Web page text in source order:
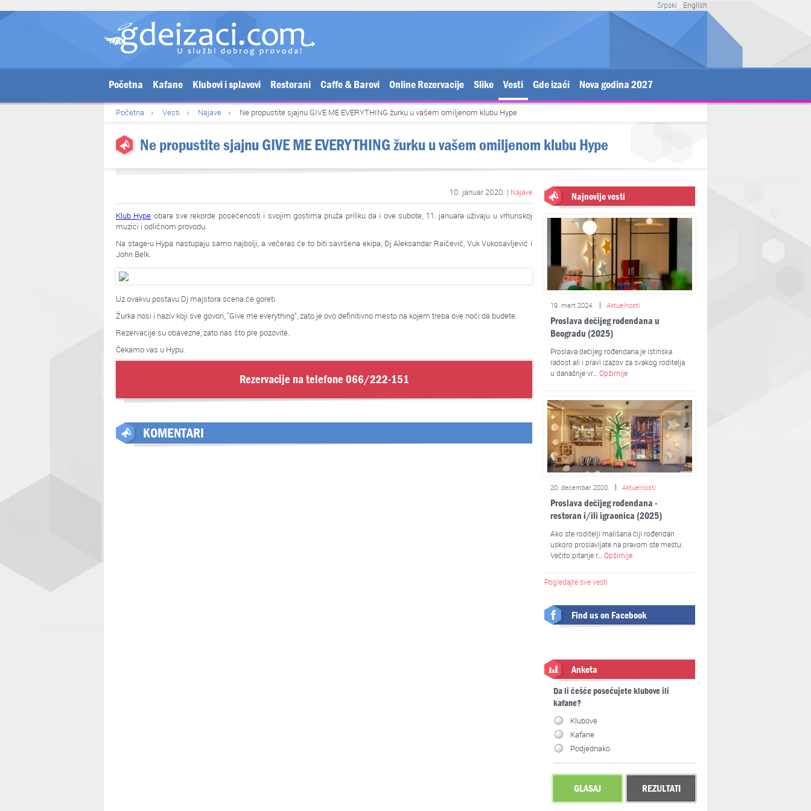
English
Srpski
Početna Kafane Klubovi i splavovi Restorani Caffe & Barovi Online Rezervacije Slike Vesti Gde izaći Nova godina 2027
Početna Vesti Najave Ne propustite sjajnu GIVE ME EVERYTHING žurku u vašem omiljenom klubu Hype
Ne propustite sjajnu GIVE ME EVERYTHING žurku u vašem omiljenom klubu Hype
10. januar 2020. | Najave
Klub Hype obara sve rekorde posećenosti i svojim gostima pruža priliku da i ove subote, 11. januara uživaju u vrhunskoj
muzici i odličnom provodu.
Na stage-u Hypa nastupaju samo najbolji, a večeras će to biti savršena ekipa, Dj Aleksandar Raičević, Vuk Vukosavljević i
John Belk.
Uz ovakvu postavu Dj majstora scena će goreti.
Žurka nosi i naziv koji sve govori, "Give me everything", zato je ovo definitivno mesto na kojem treba ove noći da budete.
Rezervacije su obavezne, zato nas što pre pozovite.
Čekamo vas u Hypu.
Rezervacije na telefone066/222-151
KOMENTARI
Najnovije vesti
19. mart 2024. Aktuelnosti
Proslava dečijeg rođendana u
Beogradu (2025)
Proslava dečijeg rođendana je istinska
radost ali i pravi izazov za svakog roditelja
u današnje vr… Opširnije
20. decembar 2020. Aktuelnosti
Proslava dečijeg rođendana -
restoran i/ili igraonica (2025)
Ako ste roditelji mališana čiji rođendan
uskoro proslavljate na pravom ste mestu.
Večito pitanje r… Opširnije
Pogledajte sve vesti
Find us on Facebook
Anketa
Da li češće posećujete klubove ili
kafane?
Klubove
Kafane
Podjednako
GLASAJ REZULTATI